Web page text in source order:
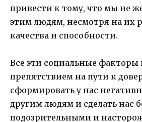
привести к тому, что мы не
этим людям, несмотря на их
качества и способности.
Все эти социальные факторы
препятствием на пути к
сформировать у нас
другим людям и сделать нас
подозрительными и